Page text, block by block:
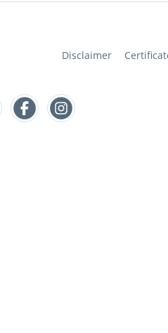
Disclaimer
Follow us on Facebook
Follow us on Instagram